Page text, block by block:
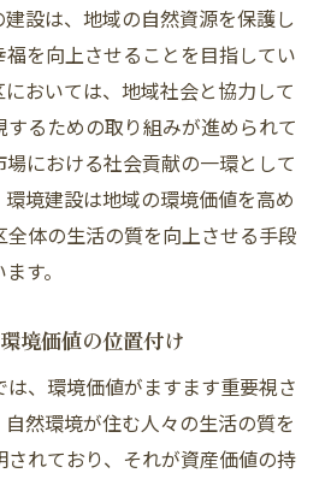
設は、地域の自然資源を保護し
を向上させることを目指してい
おいては、地域社会と協力して
るための取り組みが進められて
における社会貢献の一環として
境建設は地域の環境価値を高め
全体の生活の質を向上させる手段
す。
境価値の位置付け
、環境価値がますます重要視さ
然環境が住む人々の生活の質を
れており、それが資産価値の持